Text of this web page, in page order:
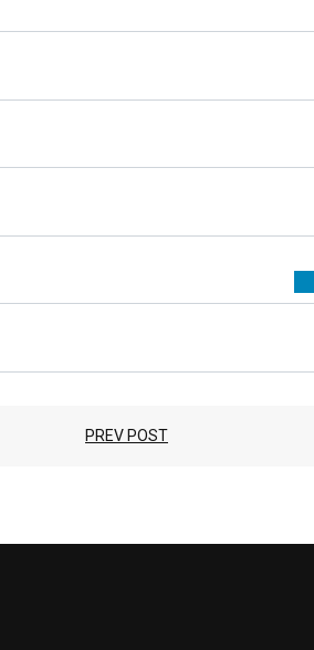
PREV POST